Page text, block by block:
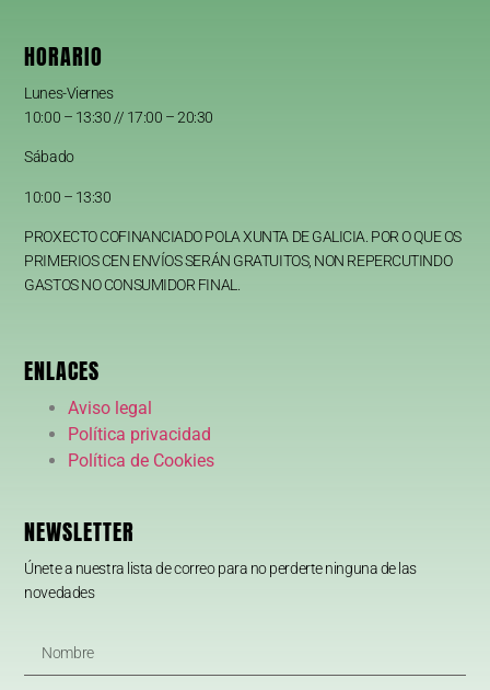
HORARIO
Lunes-Viernes
10:00 – 13:30 // 17:00 – 20:30
Sábado
10:00 – 13:30
PROXECTO COFINANCIADO POLA XUNTA DE GALICIA. POR O QUE OS
PRIMERIOS CEN ENVÍOS SERÁN GRATUITOS, NON REPERCUTINDO
GASTOS NO CONSUMIDOR FINAL.
ENLACES
Aviso legal
Política privacidad
Política de Cookies
NEWSLETTER
Únete a nuestra lista de correo para no perderte ninguna de las
novedades